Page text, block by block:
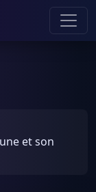
et son